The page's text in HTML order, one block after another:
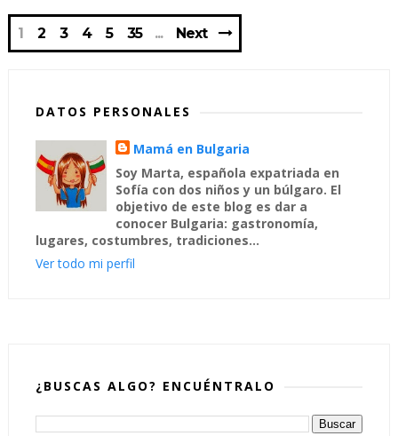
1 2 3 4 5 35 Next
DATOS PERSONALES
Mamá en Bulgaria
Soy Marta, española expatriada en
Sofía con dos niños y un búlgaro. El
objetivo de este blog es dar a
conocer Bulgaria: gastronomía,
lugares, costumbres, tradiciones...
Ver todo mi perfil
¿BUSCAS ALGO? ENCUÉNTRALO